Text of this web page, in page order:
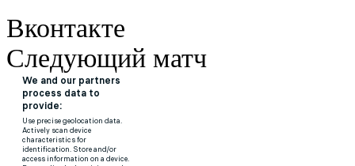
Вконтакте
Следующий матч